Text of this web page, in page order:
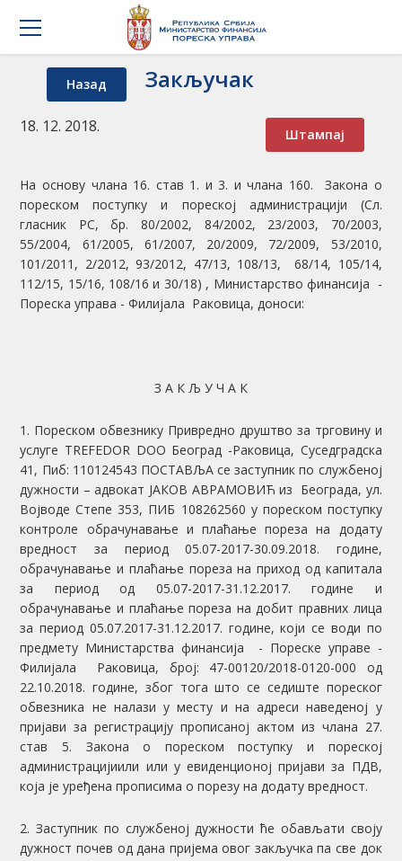
Назад Закључак
Штампај
18. 12. 2018.
На основу члана 16. став 1. и 3. и члана 160. Закона о
пореском поступку и пореској администрацији (Сл.
гласник РС, бр. 80/2002, 84/2002, 23/2003, 70/2003,
55/2004, 61/2005, 61/2007, 20/2009, 72/2009, 53/2010,
101/2011, 2/2012, 93/2012, 47/13, 108/13, 68/14, 105/14,
112/15, 15/16, 108/16 и 30/18) , Министарство финансија -
Порескa управa - Филијала Раковица, доноси:
З А К Љ У Ч А К
1. Пореском обвезнику Привредно друштво за трговину и
услуге TREFEDOR DOO Београд -Раковица, Суседградска
41, Пиб: 110124543 ПОСТАВЉА се заступник по службеној
дужности – адвокат ЈАКОВ АВРАМОВИЋ из Београда, ул.
Војводе Степе 353, ПИБ 108262560 у пореском поступку
контроле обрачунавање и плаћање пореза на додату
вредност за период 05.07-2017-30.09.2018. године,
обрачунавање и плаћање пореза на приход од капитала
за период од 05.07-2017-31.12.2017. године и
обрачунавање и плаћање пореза на добит правних лица
за период 05.07.2017-31.12.2017. године, који се води по
предмету Министарства финансија - Пореске управе -
Филијала Раковица, број: 47-00120/2018-0120-000 од
22.10.2018. године, због тога што се седиште пореског
обвезника не налази у месту и на адреси наведеној у
пријави за регистрацију прописаној актом из члана 27.
став 5. Закона о пореском поступку и пореској
администрацијиили или у евиденционој пријави за ПДВ,
која је уређена прописима о порезу на додату вредност.
2. Заступник по службеној дужности ће обављати своју
дужност почев од дана пријема овог закључка па све док